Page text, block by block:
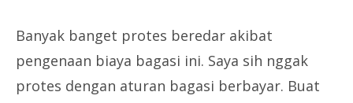
Banyak banget protes beredar akibat
pengenaan biaya bagasi ini. Saya sih nggak
protes dengan aturan bagasi berbayar. Buat